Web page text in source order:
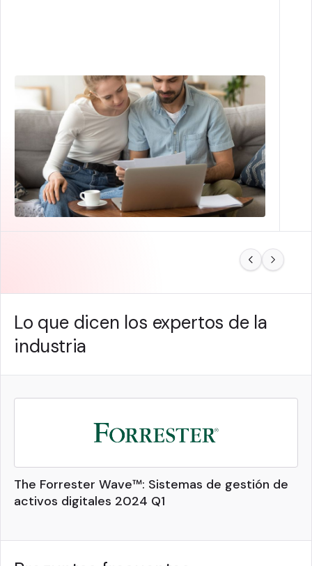
Lo que dicen los expertos de la
industria
The Forrester Wave™: Sistemas de gestión de
activos digitales 2024 Q1